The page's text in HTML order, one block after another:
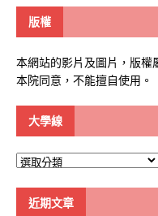
版權
本網站的影片及圖片，版權
本院同意，不能擅自使用。
大學線
大
近期文章